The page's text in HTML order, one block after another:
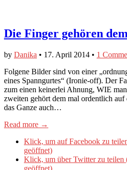
Die Finger gehören
by Danika • 17. April 2014 • 1
Folgene Bilder sind von einer
eines Spanngurtes“ (Ironie-off). Der
zum einen keinerlei Ahnung, WIE
zweiten gehört dem mal ordentlich auf
das Ganze auch…
Read more →
Klick, um auf Facebook zu
geöffnet)
Klick, um über Twitter zu teilen